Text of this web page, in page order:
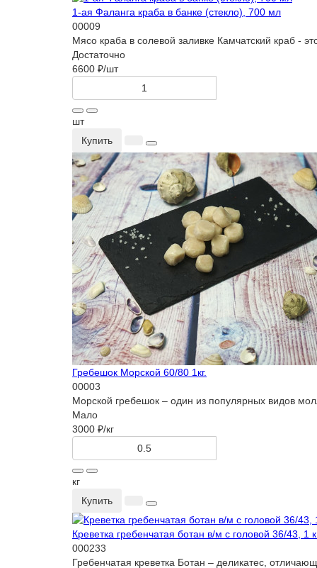
1-ая Фаланга краба в банке (стекло), 700 мл
00009
Мясо краба в солевой заливке Камчатский краб -
Достаточно
6600 ₽/шт
шт
Купить
Гребешок Морской 60/80 1кг.
00003
Морской гребешок – один из популярных видов
Мало
3000 ₽/кг
кг
Купить
Креветка гребенчатая ботан в/м с головой 36/43, 1
000233
Гребенчатая креветка Ботан – деликатес,